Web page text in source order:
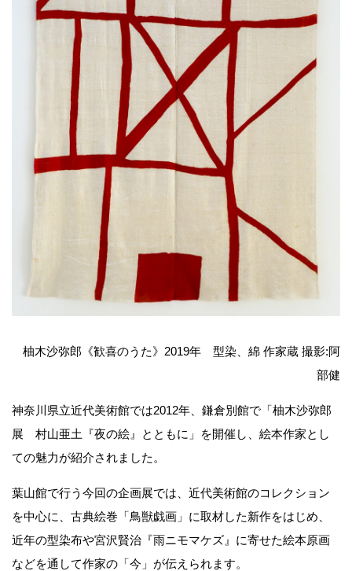
柚木沙弥郎《歓喜のうた》2019年 型染、綿 作家蔵 撮影:阿
部健
神奈川県立近代美術館では2012年、鎌倉別館で「柚木沙弥郎
展 村山亜土『夜の絵』とともに」を開催し、絵本作家とし
ての魅力が紹介されました。
葉山館で行う今回の企画展では、近代美術館のコレクション
を中心に、古典絵巻「鳥獣戯画」に取材した新作をはじめ、
近年の型染布や宮沢賢治『雨ニモマケズ』に寄せた絵本原画
などを通して作家の「今」が伝えられます。